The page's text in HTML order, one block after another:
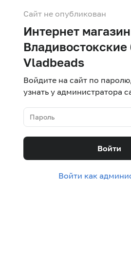
Сайт не опубликован
Интернет
Vladbeads
Войдите на сайт по
узнать у администратора
Войти
Войти как